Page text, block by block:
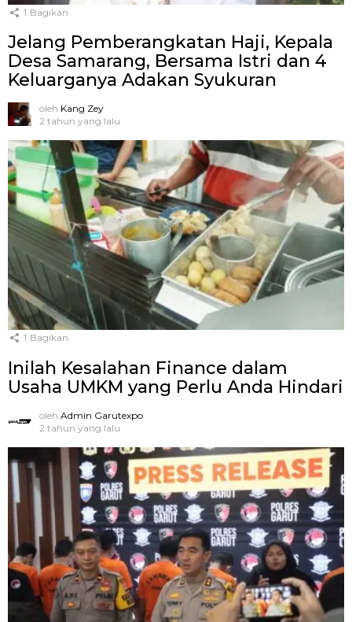
1 Bagikan
Jelang Pemberangkatan Haji, Kepala
Desa Samarang, Bersama Istri dan 4
Keluarganya Adakan Syukuran
oleh Kang Zey
2 tahun yang lalu
1 Bagikan
Inilah Kesalahan Finance dalam
Usaha UMKM yang Perlu Anda Hindari
oleh Admin Garutexpo
2 tahun yang lalu